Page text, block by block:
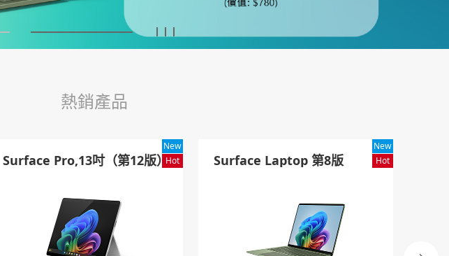
熱銷產品
Surface Pro,13吋（第12版）
New
Hot
Surface Laptop 第8版
New
Hot